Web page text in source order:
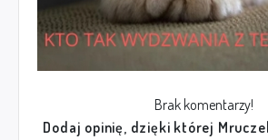
Brak komentarzy!
Dodaj opinię, dzięki której